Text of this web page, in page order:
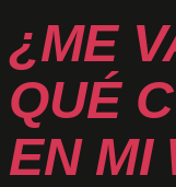
¿ME
QUÉ
EN MI